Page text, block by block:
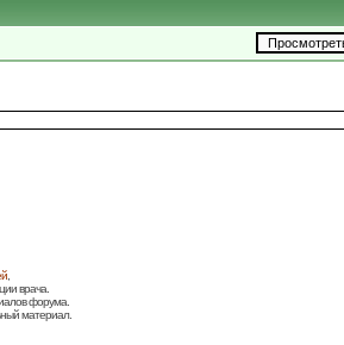
,
врача.
форума.
материал.